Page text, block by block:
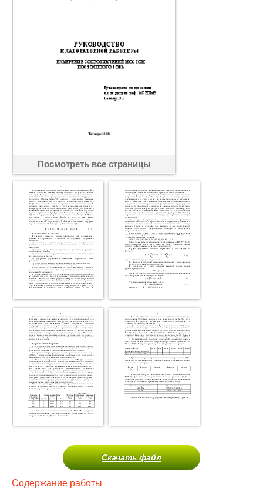
Посмотреть все страницы
Скачать файл
Содержание работы